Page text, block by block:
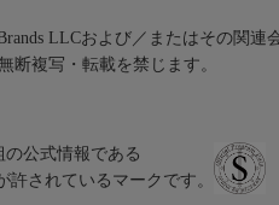
LLCおよび／またはその関連
断複写・転載を禁じます。
の公式情報である
許されているマークです。